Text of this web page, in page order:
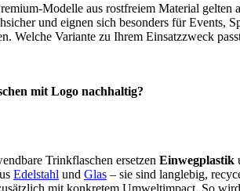
Modelle aus rostfreiem Material gelten
und eignen sich besonders für Events,
Welche Variante zu Ihrem Einsatzzweck
mit Logo nachhaltig?
Trinkflaschen ersetzen Einwegplastik
Edelstahl und Glas – sie sind langlebig,
mit konkretem Umweltimpact. So